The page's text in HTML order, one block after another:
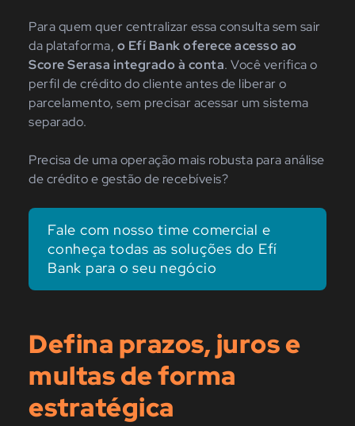
Para quem quer centralizar essa consulta sem sair
da plataforma, o Efí Bank oferece acesso ao
Score Serasa integrado à conta. Você verifica o
perfil de crédito do cliente antes de liberar o
parcelamento, sem precisar acessar um sistema
separado.
Precisa de uma operação mais robusta para análise
de crédito e gestão de recebíveis?
Fale com nosso time comercial e
conheça todas as soluções do Efí
Bank para o seu negócio
Defina prazos, juros e
multas de forma
estratégica